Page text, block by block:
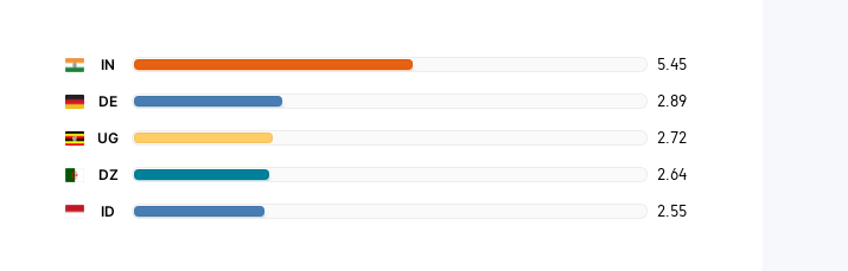
IN 5.45
DE 2.89
UG 2.72
DZ 2.64
ID 2.55